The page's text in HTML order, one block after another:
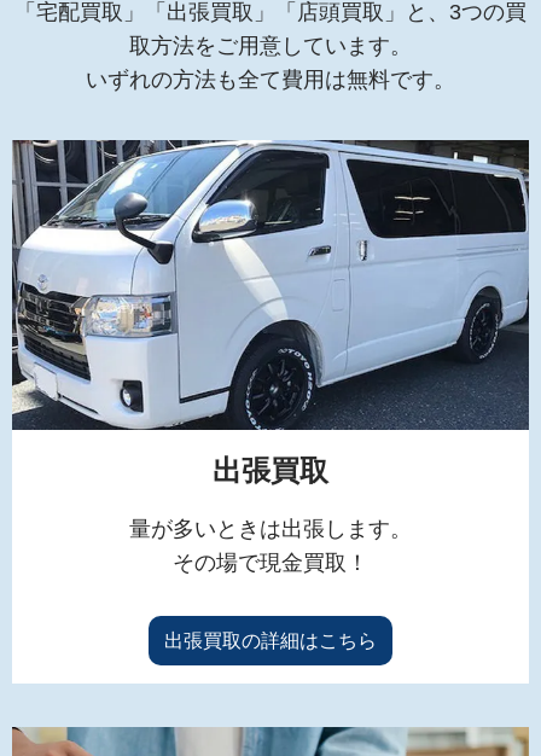
「宅配買取」「出張買取」「店頭買取」と、3つの買
取方法をご用意しています。
いずれの方法も全て費用は無料です。
出張買取
量が多いときは出張します。
その場で現金買取！
出張買取の詳細はこちら